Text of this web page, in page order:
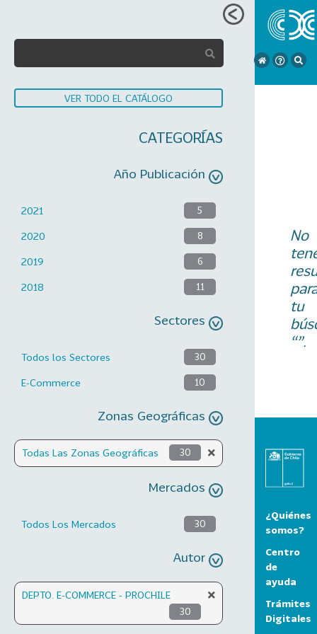
VER TODO EL CATÁLOGO
CATEGORÍAS
Año Publicación
2021 5
2020 8
2019 6
2018 11
Sectores
Todos los Sectores 30
E-Commerce 10
Zonas Geográficas
Todas Las Zonas Geográficas 30
Mercados
Todos Los Mercados 30
Autor
DEPTO. E-COMMERCE - PROCHILE
30
No
tu
“”.
¿Quiénes
somos?
Centro
de
ayuda
Trámites
Digitales